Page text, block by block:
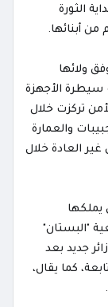
الثورة
أبنائها.
ولائها
سيطرة الأجهزة
تركزت خلال
والعمارة
العادة خلال
يملكها
"البستان"
جديد بعد
كما يقال،